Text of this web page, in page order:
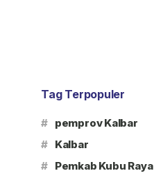
Tag Terpopuler
# pemprov Kalbar
# Kalbar
# Pemkab Kubu Raya